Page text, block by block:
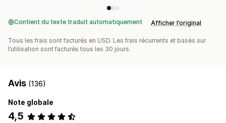
Contient du texte traduit automatiquement Afficher l’original
Tous les frais sont facturés en USD. Les frais récurrents et basés sur
l’utilisation sont facturés tous les 30 jours.
Avis (136)
Note globale
4,5